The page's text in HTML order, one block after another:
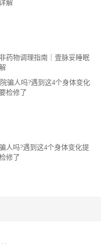
药物调理指南｜壹脉妥睡眠
人吗?遇到这4个身体变化提
修了